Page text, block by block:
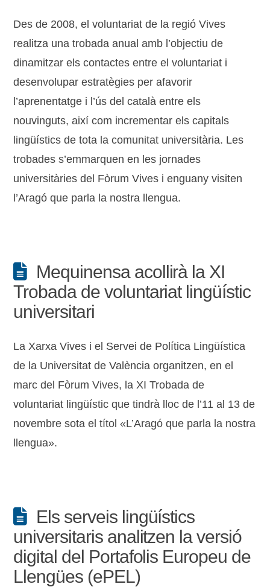
Des de 2008, el voluntariat de la regió Vives
realitza una trobada anual amb l’objectiu de
dinamitzar els contactes entre el voluntariat i
desenvolupar estratègies per afavorir
l’aprenentatge i l’ús del català entre els
nouvinguts, així com incrementar els capitals
lingüístics de tota la comunitat universitària. Les
trobades s’emmarquen en les jornades
universitàries del Fòrum Vives i enguany visiten
l’Aragó que parla la nostra llengua.
Mequinensa acollirà la XI
Trobada de voluntariat lingüístic
universitari
La Xarxa Vives i el Servei de Política Lingüística
de la Universitat de València organitzen, en el
marc del Fòrum Vives, la XI Trobada de
voluntariat lingüístic que tindrà lloc de l’11 al 13 de
novembre sota el títol «L’Aragó que parla la nostra
llengua».
Els serveis lingüístics
universitaris analitzen la versió
digital del Portafolis Europeu de
Llengües (ePEL)